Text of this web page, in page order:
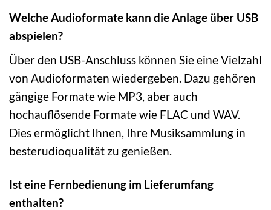
Welche Audioformate kann die Anlage über USB
abspielen?
Über den USB-Anschluss können Sie eine Vielzahl
von Audioformaten wiedergeben. Dazu gehören
gängige Formate wie MP3, aber auch
hochauflösende Formate wie FLAC und WAV.
Dies ermöglicht Ihnen, Ihre Musiksammlung in
besterudioqualität zu genießen.
Ist eine Fernbedienung im Lieferumfang
enthalten?